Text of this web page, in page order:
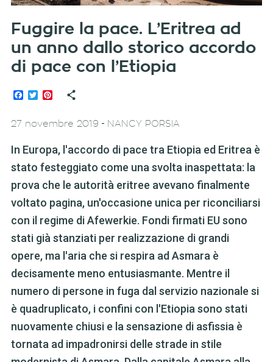
Fuggire la pace. L’Eritrea ad
un anno dallo storico accordo
di pace con l’Etiopia
Facebook
TwitterPinterest
27 novembre 2019 - NANCY PORSIA
In Europa, l'accordo di pace tra Etiopia ed Eritrea è
stato festeggiato come una svolta inaspettata: la
prova che le autorità eritree avevano finalmente
voltato pagina, un'occasione unica per riconciliarsi
con il regime di Afewerkie. Fondi firmati EU sono
stati già stanziati per realizzazione di grandi
opere, ma l'aria che si respira ad Asmara è
decisamente meno entusiasmante. Mentre il
numero di persone in fuga dal servizio nazionale si
è quadruplicato, i confini con l'Etiopia sono stati
nuovamente chiusi e la sensazione di asfissia è
tornata ad impadronirsi delle strade in stile